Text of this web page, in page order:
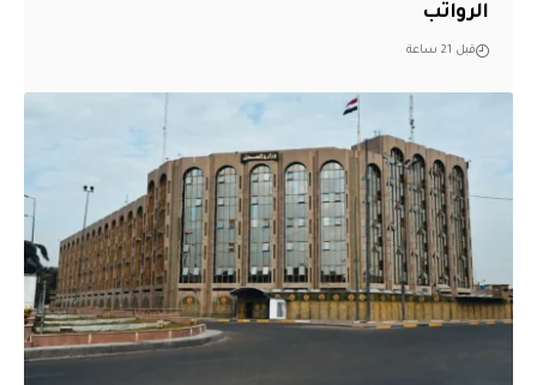
الرواتب
قبل 21 ساعة